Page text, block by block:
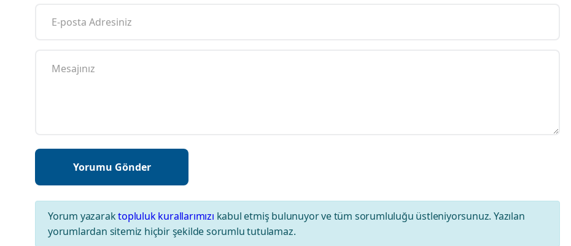
Yorum yazaraktopluluk kurallarımızı kabul etmiş bulunuyor ve tüm sorumluluğu üstleniyorsunuz. Yazılan
yorumlardan sitemiz hiçbir şekilde sorumlu tutulamaz.